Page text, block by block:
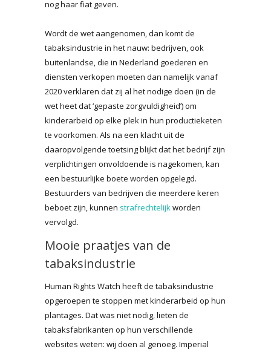
nog haar fiat geven.
Wordt de wet aangenomen, dan komt de
tabaksindustrie in het nauw: bedrijven, ook
buitenlandse, die in Nederland goederen en
diensten verkopen moeten dan namelijk vanaf
2020 verklaren dat zij al het nodige doen (in de
wet heet dat ‘gepaste zorgvuldigheid’) om
kinderarbeid op elke plek in hun productieketen
te voorkomen. Als na een klacht uit de
daaropvolgende toetsing blijkt dat het bedrijf zijn
verplichtingen onvoldoende is nagekomen, kan
een bestuurlijke boete worden opgelegd.
Bestuurders van bedrijven die meerdere keren
beboet zijn, kunnen strafrechtelijkworden
vervolgd.
Mooie praatjes van de
tabaksindustrie
Human Rights Watch heeft de tabaksindustrie
opgeroepen te stoppen met kinderarbeid op hun
plantages. Dat was niet nodig, lieten de
tabaksfabrikanten op hun verschillende
websites weten: wij doen al genoeg. Imperial